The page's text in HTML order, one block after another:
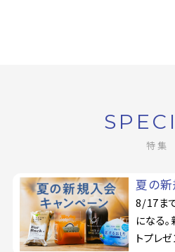
特集
夏の
8/17ま
になる
トプレゼ